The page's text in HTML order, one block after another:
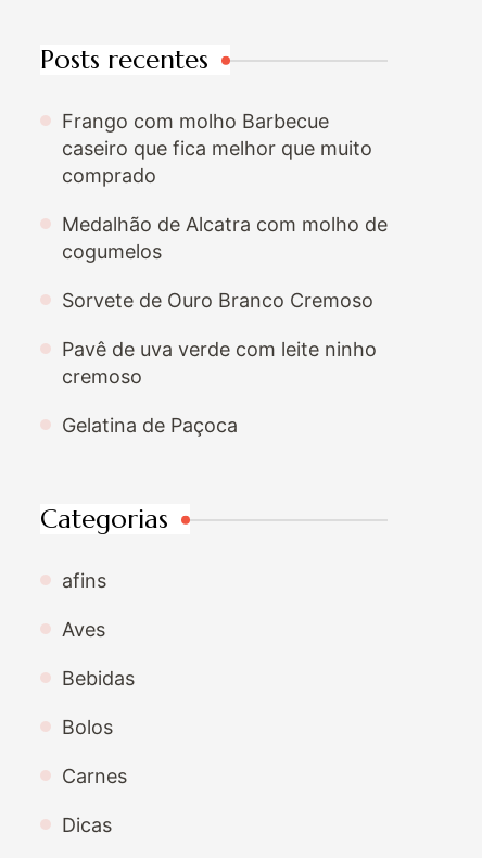
Posts recentes
Frango com molho Barbecue
caseiro que fica melhor que muito
comprado
Medalhão de Alcatra com molho de
cogumelos
Sorvete de Ouro Branco Cremoso
Pavê de uva verde com leite ninho
cremoso
Gelatina de Paçoca
Categorias
afins
Aves
Bebidas
Bolos
Carnes
Dicas